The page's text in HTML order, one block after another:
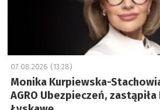
07.08.2026 (13:28)
Monika Kurpiewska-
AGRO Ubezpieczeń,